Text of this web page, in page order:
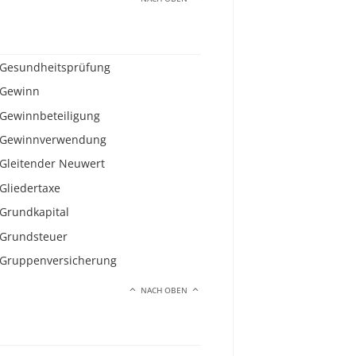
Gesundheitsprüfung
Gewinn
Gewinnbeteiligung
Gewinnverwendung
Gleitender Neuwert
Gliedertaxe
Grundkapital
Grundsteuer
Gruppenversicherung
NACH OBEN